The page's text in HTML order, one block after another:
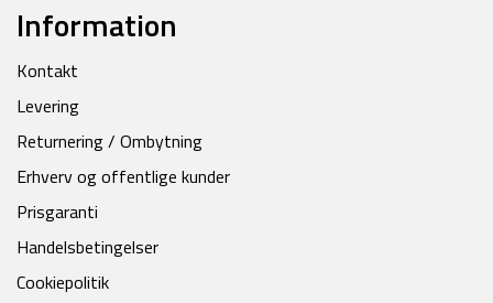
Information
Kontakt
Levering
Returnering / Ombytning
Erhverv og offentlige kunder
Prisgaranti
Handelsbetingelser
Cookiepolitik